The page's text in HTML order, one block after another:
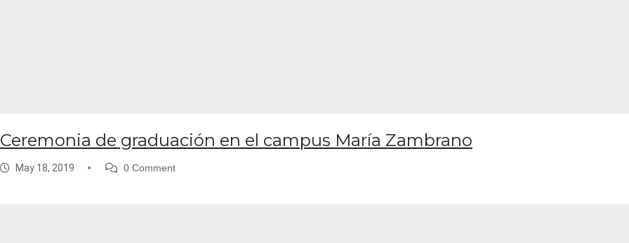
Ceremonia de graduación en el campus María Zambrano
May 18, 2019 0 Comment